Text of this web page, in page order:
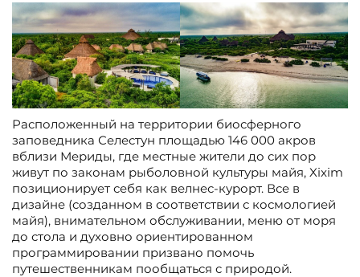
Расположенный на территории биосферного
заповедника Селестун площадью 146 000 акров
вблизи Мериды, где местные жители до сих пор
живут по законам рыболовной культуры майя, Xixim
позиционирует себя как велнес-курорт. Все в
дизайне (созданном в соответствии с космологией
майя), внимательном обслуживании, меню от моря
до стола и духовно ориентированном
программировании призвано помочь
путешественникам пообщаться с природой.